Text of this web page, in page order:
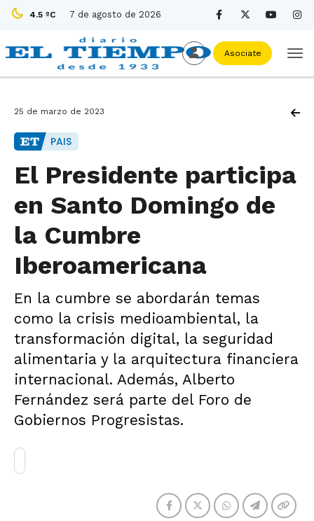
4.5 ºC 7 de agosto de 2026
Asociate
25 de marzo de 2023
PAIS
El Presidente participa
en Santo Domingo de
la Cumbre
Iberoamericana
En la cumbre se abordarán temas
como la crisis medioambiental, la
transformación digital, la seguridad
alimentaria y la arquitectura financiera
internacional. Además, Alberto
Fernández será parte del Foro de
Gobiernos Progresistas.